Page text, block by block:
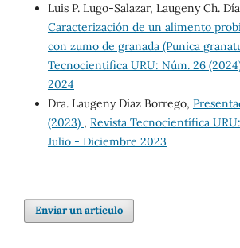
Luis P. Lugo-Salazar, Laugeny Ch.
Caracterización de un alimento
con zumo de granada (Punica
Tecnocientífica URU: Núm. 26
2024
Dra. Laugeny Díaz Borrego,
(2023) , Revista Tecnocientífica
Julio - Diciembre 2023
Enviar un artículo